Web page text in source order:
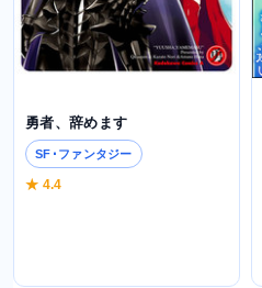
勇者、辞めます
SF･ファンタジー
★ 4.4